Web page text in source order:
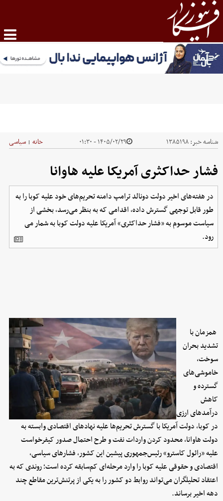
شناسه خبر:۱۳۸۵۱۹۸ ۱۴۰۵/۰۲/۲۹ - ۰۱:۳۰ خانه | سیاسی
فشار حداکثری آمریکا علیه هاوانا
در هفته‌های اخیر دولت دونالد ترامپ دامنه تحریم‌های خود علیه کوبا را به
طور قابل توجهی گسترش داده، اقدامی که به بنظر می‌رسد، بخشی از
سیاست موسوم به «فشار حداکثری» آمریکا علیه دولت کوبا به شمار می
رود.
همزمان با
تشدید بحران
سوخت،
خاموشی‌های
گسترده و
کاهش
درآمدهای ارزی
در کوبا، دولت آمریکا با گسترش تحریم‌ها علیه نهادهای اقتصادی وابسته به
دولت هاوانا، محدود کردن واردات نفت و طرح احتمال صدور کیفرخواست
علیه «رائول کاسترو» رئیس‌جمهوری پیشین این کشور، فشارهای سیاسی،
اقتصادی و حقوقی علیه کوبا را وارد مرحله‌ای کم‌سابقه کرده است؛ روندی که به
اعتقاد تحلیلگران می‌تواند روابط دو کشور را به یکی از پرتنش‌ترین مقاطع چند
دهه اخیر برساند.